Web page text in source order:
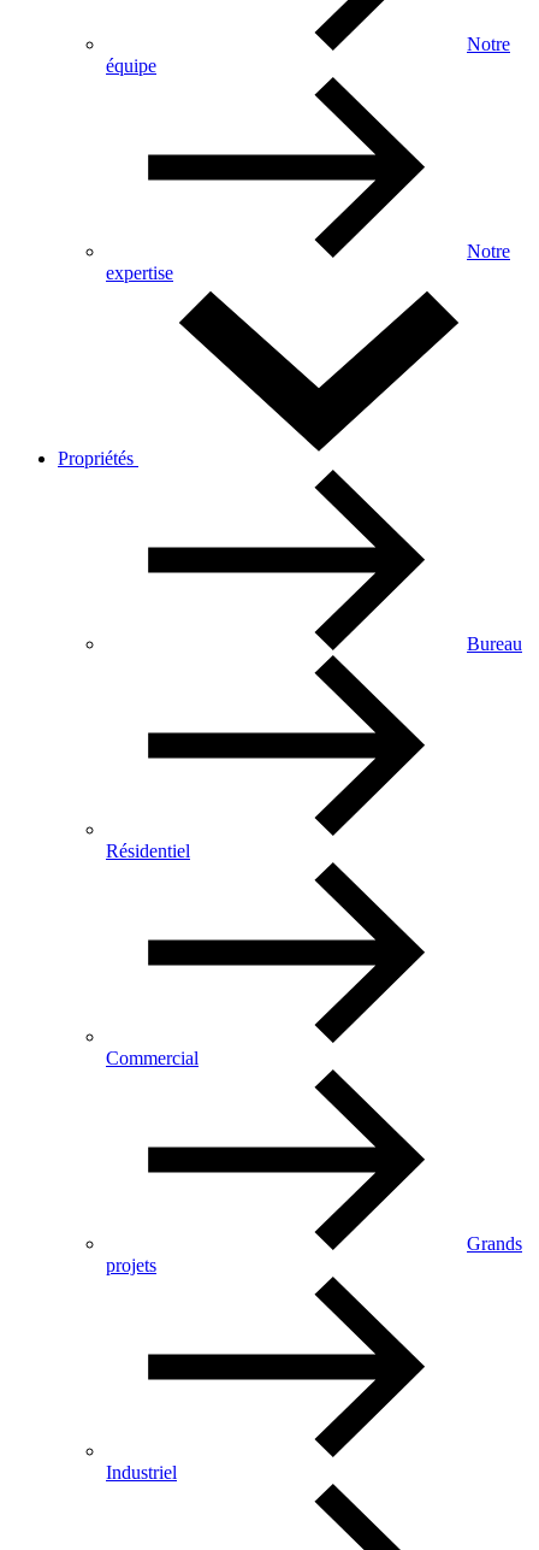
Notre
équipe
Notre
expertise
Propriétés
Bureau
Résidentiel
Commercial
Grands
projets
Industriel